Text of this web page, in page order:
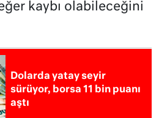
kaybı olabileceğini
Dolarda yatay seyir
sürüyor, borsa 11 bin puanı
aştı